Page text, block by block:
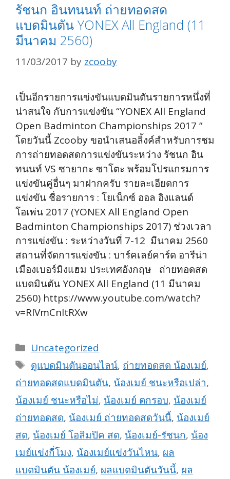
รัชนก อินทนนท์ ถ่ายทอดสด
แบดมินตัน YONEX All England (11
มีนาคม 2560)
11/03/2017 by zcooby
เป็นอีกรายการแข่งขันแบดมินตันรายการหนึ่งที่
น่าสนใจ กับการแข่งขัน “YONEX All England
Open Badminton Championships 2017 ”
โดยวันนี้ Zcooby ขอนำเสนอลิ้งค์สำหรับการชม
การถ่ายทอดสดการแข่งขันระหว่าง รัชนก อิน
ทนนท์ VS ซายากะ ซาโตะ พร้อมโปรแกรมการ
แข่งขันคู่อื่นๆ มาฝากครับ รายละเอียดการ
แข่งขัน ชื่อรายการ : โยเน็กซ์ ออล อิงแลนด์
โอเพ่น 2017 (YONEX All England Open
Badminton Championships 2017) ช่วงเวลา
การแข่งขัน : ระหว่างวันที่ 7-12 มีนาคม 2560
สถานที่จัดการแข่งขัน : บาร์คเลย์คาร์ด อารีน่า
เมืองเบอร์มิงแฮม ประเทศอังกฤษ ถ่ายทอดสด
แบดมินตัน YONEX All England (11 มีนาคม
2560) https://www.youtube.com/watch?
v=RlVmCnltRXw
Categories
Uncategorized
Tags
ดูแบดมินตันออนไลน์, ถ่ายทอดสด น้องเมย์,
ถ่ายทอดสดแบดมินตัน, น้องเมย์ ชนะหรือเปล่า,
น้องเมย์ ชนะหรือไม่, น้องเมย์ ตกรอบ, น้องเมย์
ถ่ายทอดสด, น้องเมย์ ถ่ายทอดสดวันนี้, น้องเมย์
สด, น้องเมย์ โอลิมปิค สด, น้องเมย์-รัชนก, น้อง
เมย์แข่งกี่โมง, น้องเมย์แข่งวันไหน, ผล
แบดมินตัน น้องเมย์, ผลแบดมินตันวันนี้, ผล